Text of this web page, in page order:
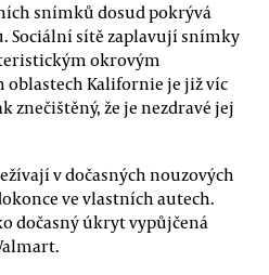
snímků dosud pokrývá
Sociální sítě zaplavují snímky
okrovým
Kalifornie je již víc
znečištěný, že je nezdravé jej
v dočasných nouzových
ve vlastních autech.
dočasný úkryt vypůjčená